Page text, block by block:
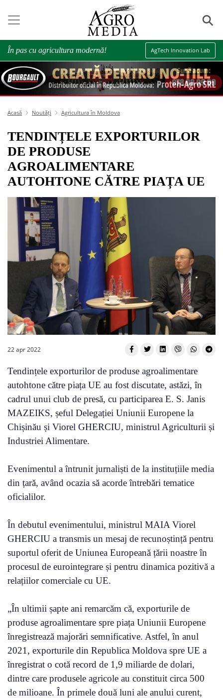
⚲
În pas cu agricultura modernă! AgTech Innovation Lab
Acasă Noutăți Agricultura în Moldova
TENDINȚELE EXPORTURILOR
DE PRODUSE
AGROALIMENTARE
AUTOHTONE CĂTRE PIAȚA UE
22 apr 2022
Tendințele exporturilor de produse agroalimentare
autohtone către piața UE au fost discutate, astăzi, în
cadrul unui club de presă, cu participarea E. S. Janis
MAZEIKS, șeful Delegației Uniunii Europene la
Chișinău și Viorel GHERCIU, ministrul Agriculturii și
Industriei Alimentare.
Evenimentul a întrunit jurnaliști de la instituțiile media
din țară, având ocazia să acorde întrebări tematice
oficialilor.
În debutul evenimentului, ministrul MAIA Viorel
GHERCIU a transmis un mesaj de recunoștință pentru
suportul oferit de Uniunea Europeană țării noastre în
procesul de eurointegrare și pentru dinamica pozitivă a
relațiilor comerciale cu UE.
„În ultimii șapte ani remarcăm că, exporturile de
produse agroalimentare spre piața Uniunii Europene
înregistrează majorări semnificative. Astfel, în anul
2021, exporturile din Republica Moldova spre UE a
înregistrat o cotă record de 1,9 miliarde de dolari,
dintre care produsele agricole au constituit circa 500
de milioane. În primele două luni ale anului curent,